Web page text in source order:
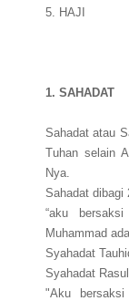
5. HAJI
1. SAHADAT
Sahadat atau
Tuhan selain
Nya.
Sahadat dibagi
“aku
Muhammad
"Aku